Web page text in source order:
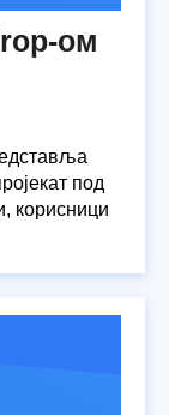
ом
под
корисници